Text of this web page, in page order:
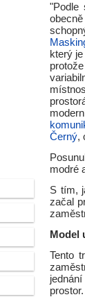
"Podle
který
Černý,
modré
S tím,
začal
Model
Tento
prostor.